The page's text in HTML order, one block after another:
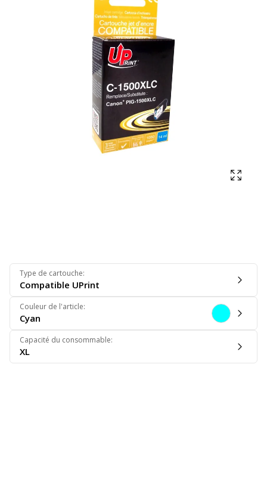
Type de cartouche:
Compatible UPrint
Couleur de l'article:
Cyan
Capacité du consommable:
XL